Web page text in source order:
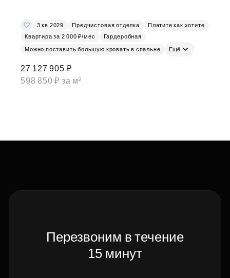
3 кв 2029 Предчистовая отделка
Платите как хотите
Квартира за 2 000 ₽/мес
Гардеробная
Можно поставить большую кровать в спальне Ещё
27 127 905 ₽
598 850 ₽ за м²
Перезвоним в течение
15 минут